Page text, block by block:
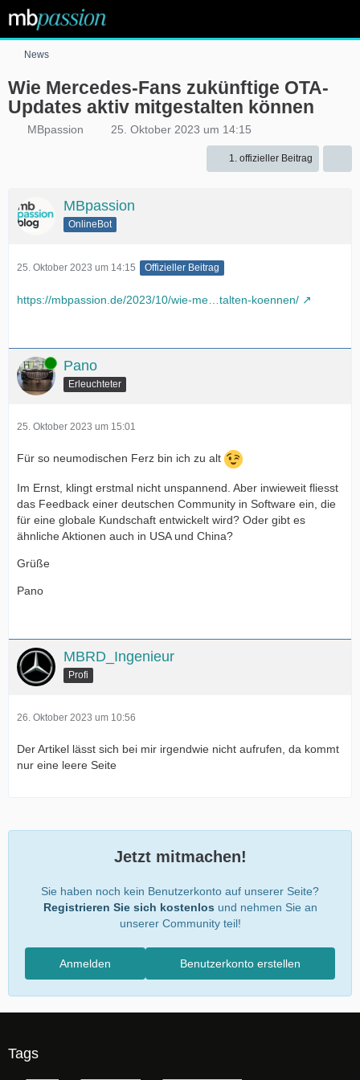
News
Wie Mercedes-Fans zukünftige OTA-
Updates aktiv mitgestalten können
MBpassion 25. Oktober 2023 um 14:15
1. offizieller Beitrag
MBpassion
OnlineBot
25. Oktober 2023 um 14:15 Offizieller Beitrag
https://mbpassion.de/2023/10/wie-me…talten-koennen/
Online Pano
Erleuchteter
25. Oktober 2023 um 15:01
Für so neumodischen Ferz bin ich zu alt
Im Ernst, klingt erstmal nicht unspannend. Aber inwieweit fliesst
das Feedback einer deutschen Community in Software ein, die
für eine globale Kundschaft entwickelt wird? Oder gibt es
ähnliche Aktionen auch in USA und China?
Grüße
Pano
MBRD_Ingenieur
Profi
26. Oktober 2023 um 10:56
Der Artikel lässt sich bei mir irgendwie nicht aufrufen, da kommt
nur eine leere Seite
Jetzt mitmachen!
Sie haben noch kein Benutzerkonto auf unserer Seite?
Registrieren Sie sich kostenlos und nehmen Sie an
unserer Community teil!
Benutzerkonto erstellen
Anmelden
Tags